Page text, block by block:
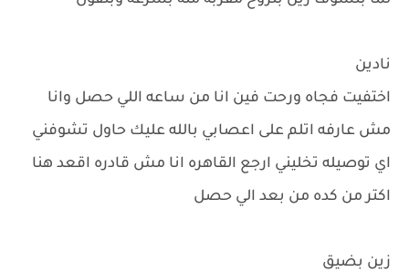
نادين
اختفيت فجاه ورحت فين انا من ساعه اللي حصل وانا
مش عارفه اتلم على اعصابي بالله عليك حاول تشوفني
اي توصيله تخليني ارجع القاهره انا مش قادره اقعد هنا
اكتر من كده من بعد الي حصل
زين بضيق